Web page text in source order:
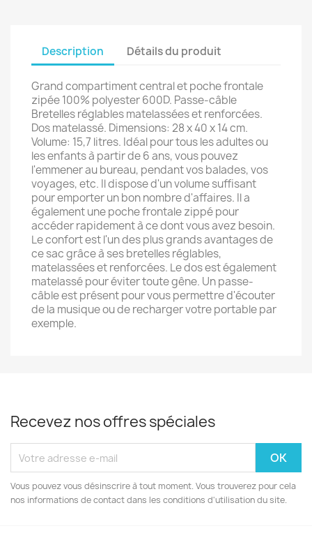
Description Détails du produit
Grand compartiment central et poche frontale
zipée 100% polyester 600D. Passe-câble
Bretelles réglables matelassées et renforcées.
Dos matelassé. Dimensions: 28 x 40 x 14 cm.
Volume: 15,7 litres. Idéal pour tous les adultes ou
les enfants à partir de 6 ans, vous pouvez
l'emmener au bureau, pendant vos balades, vos
voyages, etc. Il dispose d'un volume suffisant
pour emporter un bon nombre d'affaires. Il a
également une poche frontale zippé pour
accéder rapidement à ce dont vous avez besoin.
Le confort est l'un des plus grands avantages de
ce sac grâce à ses bretelles réglables,
matelassées et renforcées. Le dos est également
matelassé pour éviter toute gêne. Un passe-
câble est présent pour vous permettre d'écouter
de la musique ou de recharger votre portable par
exemple.
Recevez nos offres spéciales
Vous pouvez vous désinscrire à tout moment. Vous trouverez pour cela
nos informations de contact dans les conditions d'utilisation du site.